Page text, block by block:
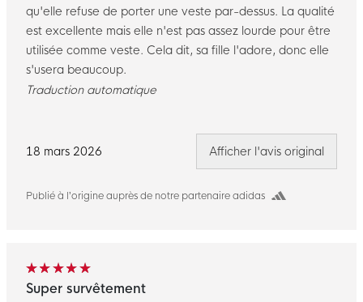
18 mars 2026
Publié à l’origine auprès de notre partenaire adidas
qu'elle refuse de porter une veste par-dessus. La qualité
est excellente mais elle n'est pas assez lourde pour être
utilisée comme veste. Cela dit, sa fille l'adore, donc elle
s'usera beaucoup.
Traduction automatique
Afficher l'avis original
Super survêtement